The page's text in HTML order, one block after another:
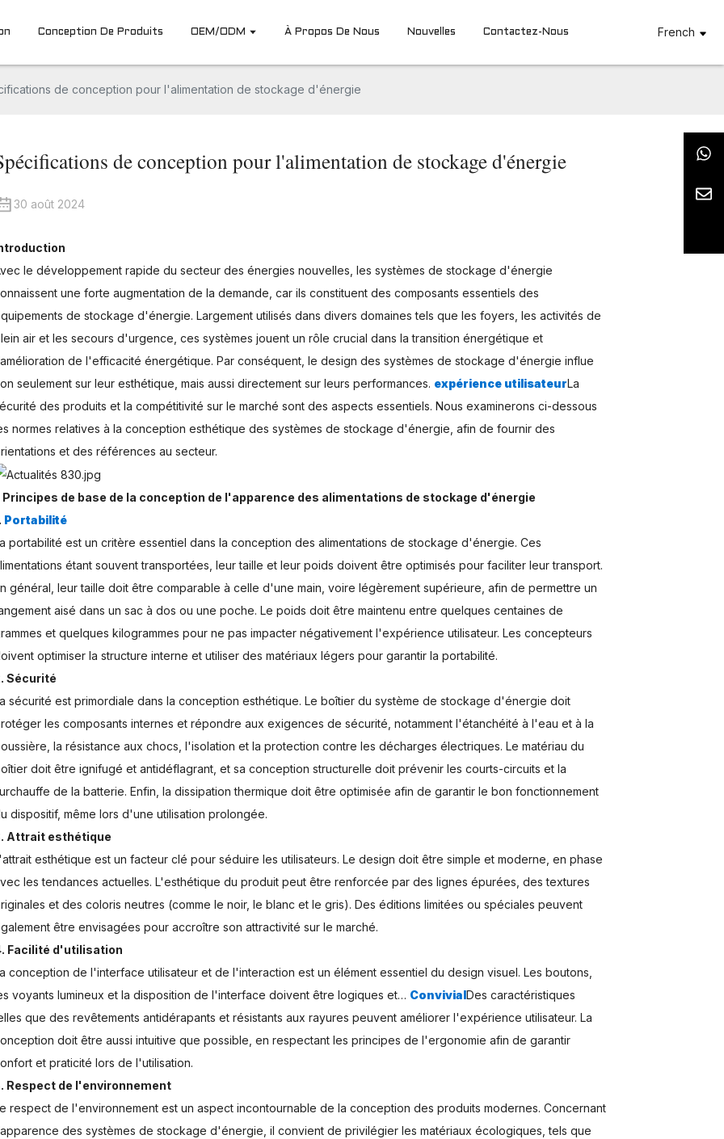
Conception De Produits OEM/ODM À Propos De Nous Nouvelles Contactez-Nous French
de conception pour l'alimentation de stockage d'énergie
de conception pour l'alimentation de stockage d'énergie
30 août 2024
le développement rapide du secteur des énergies nouvelles, les systèmes de stockage d'énergie
une forte augmentation de la demande, car ils constituent des composants essentiels des
de stockage d'énergie. Largement utilisés dans divers domaines tels que les foyers, les activités de
air et les secours d'urgence, ces systèmes jouent un rôle crucial dans la transition énergétique et
de l'efficacité énergétique. Par conséquent, le design des systèmes de stockage d'énergie influe
seulement sur leur esthétique, mais aussi directement sur leurs performances. expérience utilisateurLa
des produits et la compétitivité sur le marché sont des aspects essentiels. Nous examinerons ci-dessous
normes relatives à la conception esthétique des systèmes de stockage d'énergie, afin de fournir des
et des références au secteur.
Principes de base de la conception de l'apparence des alimentations de stockage d'énergie
Portabilité
portabilité est un critère essentiel dans la conception des alimentations de stockage d'énergie. Ces
étant souvent transportées, leur taille et leur poids doivent être optimisés pour faciliter leur transport.
général, leur taille doit être comparable à celle d'une main, voire légèrement supérieure, afin de permettre un
aisé dans un sac à dos ou une poche. Le poids doit être maintenu entre quelques centaines de
et quelques kilogrammes pour ne pas impacter négativement l'expérience utilisateur. Les concepteurs
optimiser la structure interne et utiliser des matériaux légers pour garantir la portabilité.
Sécurité
sécurité est primordiale dans la conception esthétique. Le boîtier du système de stockage d'énergie doit
les composants internes et répondre aux exigences de sécurité, notamment l'étanchéité à l'eau et à la
la résistance aux chocs, l'isolation et la protection contre les décharges électriques. Le matériau du
doit être ignifugé et antidéflagrant, et sa conception structurelle doit prévenir les courts-circuits et la
de la batterie. Enfin, la dissipation thermique doit être optimisée afin de garantir le bon fonctionnement
dispositif, même lors d'une utilisation prolongée.
Attrait esthétique
esthétique est un facteur clé pour séduire les utilisateurs. Le design doit être simple et moderne, en phase
les tendances actuelles. L'esthétique du produit peut être renforcée par des lignes épurées, des textures
et des coloris neutres (comme le noir, le blanc et le gris). Des éditions limitées ou spéciales peuvent
être envisagées pour accroître son attractivité sur le marché.
Facilité d'utilisation
conception de l'interface utilisateur et de l'interaction est un élément essentiel du design visuel. Les boutons,
voyants lumineux et la disposition de l'interface doivent être logiques et… ConvivialDes caractéristiques
que des revêtements antidérapants et résistants aux rayures peuvent améliorer l'expérience utilisateur. La
doit être aussi intuitive que possible, en respectant les principes de l'ergonomie afin de garantir
et praticité lors de l'utilisation.
Respect de l'environnement
respect de l'environnement est un aspect incontournable de la conception des produits modernes. Concernant
des systèmes de stockage d'énergie, il convient de privilégier les matériaux écologiques, tels que